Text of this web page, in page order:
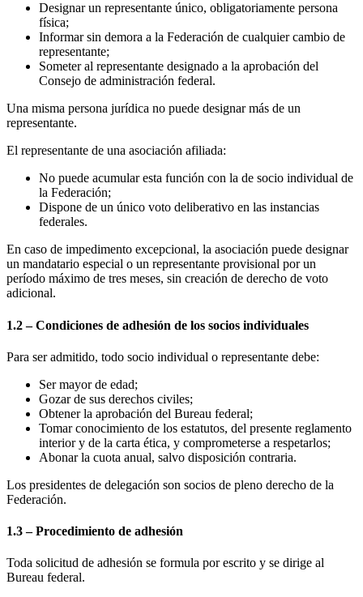
Designar un representante único, obligatoriamente persona
física;
Informar sin demora a la Federación de cualquier cambio de
representante;
Someter al representante designado a la aprobación del
Consejo de administración federal.
Una misma persona jurídica no puede designar más de un
representante.
El representante de una asociación afiliada:
No puede acumular esta función con la de socio individual de
la Federación;
Dispone de un único voto deliberativo en las instancias
federales.
En caso de impedimento excepcional, la asociación puede designar
un mandatario especial o un representante provisional por un
período máximo de tres meses, sin creación de derecho de voto
adicional.
1.2 – Condiciones de adhesión de los socios individuales
Para ser admitido, todo socio individual o representante debe:
Ser mayor de edad;
Gozar de sus derechos civiles;
Obtener la aprobación del Bureau federal;
Tomar conocimiento de los estatutos, del presente reglamento
interior y de la carta ética, y comprometerse a respetarlos;
Abonar la cuota anual, salvo disposición contraria.
Los presidentes de delegación son socios de pleno derecho de la
Federación.
1.3 – Procedimiento de adhesión
Toda solicitud de adhesión se formula por escrito y se dirige al
Bureau federal.